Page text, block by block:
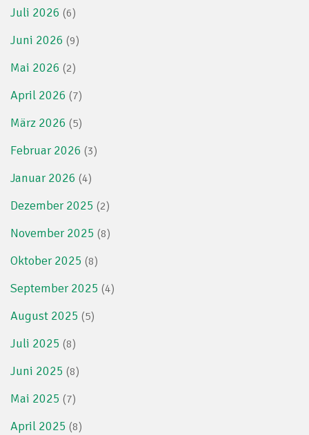
Juli 2026 (6)
Juni 2026 (9)
Mai 2026 (2)
April 2026 (7)
März 2026 (5)
Februar 2026 (3)
Januar 2026 (4)
Dezember 2025 (2)
November 2025 (8)
Oktober 2025 (8)
September 2025 (4)
August 2025 (5)
Juli 2025 (8)
Juni 2025 (8)
Mai 2025 (7)
April 2025 (8)